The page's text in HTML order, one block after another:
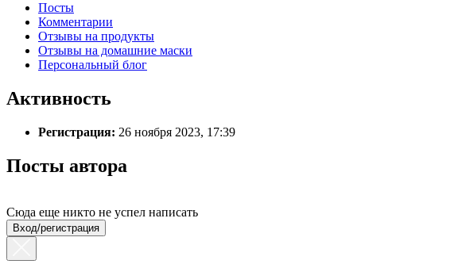
Посты
Комментарии
Отзывы на продукты
Отзывы на домашние маски
Персональный блог
Активность
Регистрация: 26 ноября 2023, 17:39
Посты автора
Сюда еще никто не успел написать
Вход/регистрация